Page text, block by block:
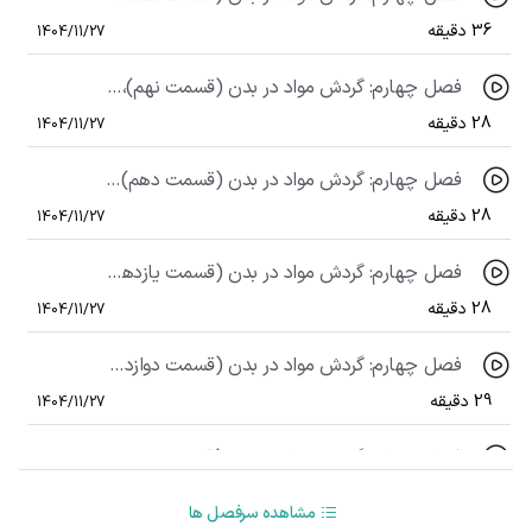
36 دقیقه 1404/11/27
فصل چهارم: گردش مواد در بدن (قسمت نهم)، گفتار دوم: رگ ها (قسمت پنجم)
28 دقیقه 1404/11/27
فصل چهارم: گردش مواد در بدن (قسمت دهم)، گفتار دوم: رگ ها (قسمت ششم)
28 دقیقه 1404/11/27
فصل چهارم: گردش مواد در بدن (قسمت یازدهم)، گفتار سوم: خون (قسمت اول)
28 دقیقه 1404/11/27
فصل چهارم: گردش مواد در بدن (قسمت دوازدهم)، گفتار سوم: خون (قسمت دوم)
29 دقیقه 1404/11/27
مشاهده سرفصل ها